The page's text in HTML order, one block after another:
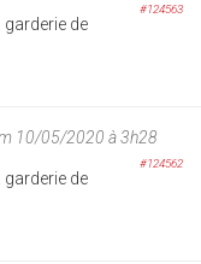
#124563
de
10/05/2020 à 3h28
#124562
de